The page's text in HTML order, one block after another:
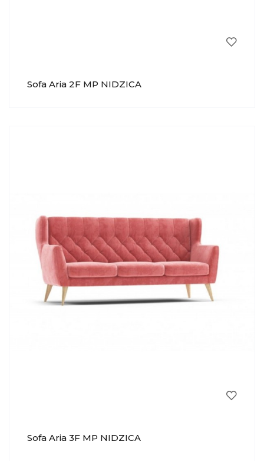
Sofa Aria 2F MP NIDZICA
Sofa Aria 3F MP NIDZICA